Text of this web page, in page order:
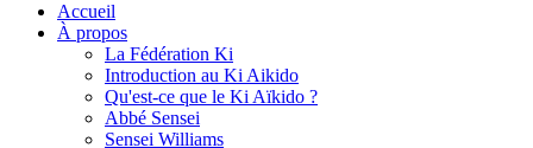
Accueil
À propos
La Fédération Ki
Introduction au Ki Aikido
Qu'est-ce que le Ki Aïkido ?
Abbé Sensei
Sensei Williams